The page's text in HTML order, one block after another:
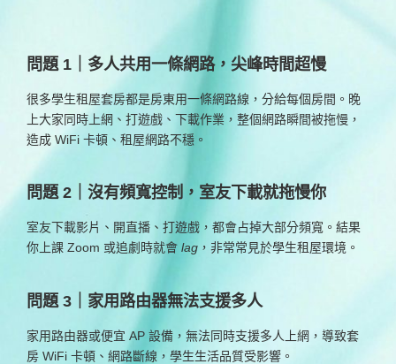
問題 1｜多人共用一條網路，尖峰時間超慢
很多學生租屋套房都是房東用一條網路線，分給每個房間。晚
上大家同時上網、打遊戲、下載作業，整個網路瞬間被拖慢，
造成 WiFi 卡頓、租屋網路不穩。
問題 2｜沒有頻寬控制，室友下載就拖慢你
室友下載影片、開直播、打遊戲，都會占掉大部分頻寬。結果
你上課 Zoom 或追劇時就會 lag ，非常常見於學生租屋環境。
問題 3｜家用路由器無法支援多人
家用路由器或便宜 AP 設備，無法同時支援多人上網，導致套
房 WiFi 卡頓、網路斷線，學生生活品質受影響。